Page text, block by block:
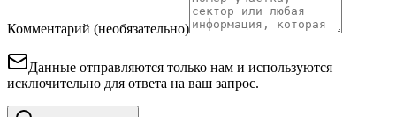
Комментарий (необязательно)
Данные отправляются только нам и используются
исключительно для ответа на ваш запрос.